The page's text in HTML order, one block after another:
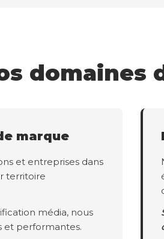
domaines
marque
et entreprises dans
territoire
média, nous
et performantes.